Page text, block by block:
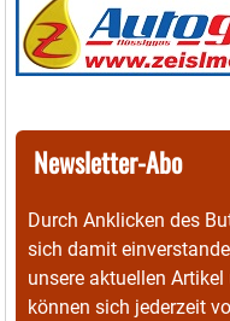
Newsletter-Abo
Durch Anklicken des
sich damit
unsere aktuellen
können sich jederzeit